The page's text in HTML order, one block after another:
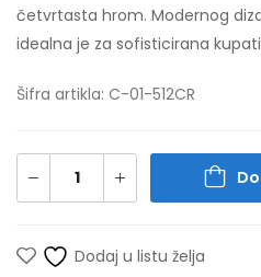
četvrtasta hrom. Modernog
idealna je za sofisticirana
Šifra artikla: C-01-512CR
Dodaj u listu želja